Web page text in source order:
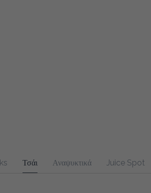
Τσάι Αναψυκτικά Juice Spot